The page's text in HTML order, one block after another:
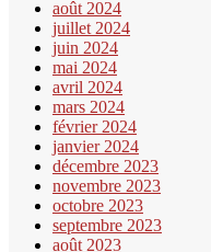
août 2024
juillet 2024
juin 2024
mai 2024
avril 2024
mars 2024
février 2024
janvier 2024
décembre 2023
novembre 2023
octobre 2023
septembre 2023
août 2023